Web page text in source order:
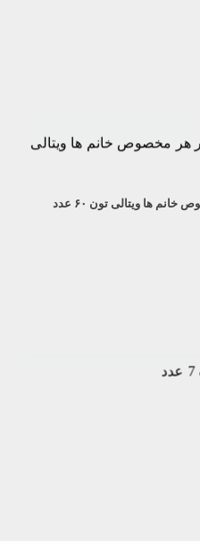
ها ویتالی تون ۶۰ عدد